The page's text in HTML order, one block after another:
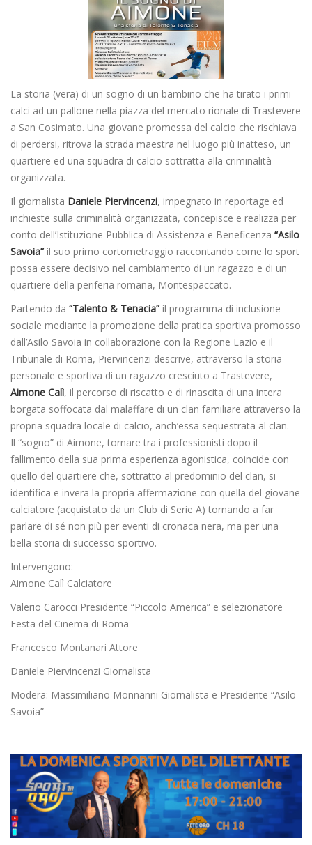
La storia (vera) di un sogno di un bambino che ha tirato i primi
calci ad un pallone nella piazza del mercato rionale di Trastevere
a San Cosimato. Una giovane promessa del calcio che rischiava
di perdersi, ritrova la strada maestra nel luogo più inatteso, un
quartiere ed una squadra di calcio sottratta alla criminalità
organizzata.
Il giornalista Daniele Piervincenzi, impegnato in reportage ed
inchieste sulla criminalità organizzata, concepisce e realizza per
conto dell’Istituzione Pubblica di Assistenza e Beneficenza “Asilo
Savoia” il suo primo cortometraggio raccontando come lo sport
possa essere decisivo nel cambiamento di un ragazzo e di un
quartiere della periferia romana, Montespaccato.
Partendo da “Talento & Tenacia” il programma di inclusione
sociale mediante la promozione della pratica sportiva promosso
dall’Asilo Savoia in collaborazione con la Regione Lazio e il
Tribunale di Roma, Piervincenzi descrive, attraverso la storia
personale e sportiva di un ragazzo cresciuto a Trastevere,
Aimone Calì, il percorso di riscatto e di rinascita di una intera
borgata soffocata dal malaffare di un clan familiare attraverso la
propria squadra locale di calcio, anch’essa sequestrata al clan.
Il “sogno” di Aimone, tornare tra i professionisti dopo il
fallimento della sua prima esperienza agonistica, coincide con
quello del quartiere che, sottratto al predominio del clan, si
identifica e invera la propria affermazione con quella del giovane
calciatore (acquistato da un Club di Serie A) tornando a far
parlare di sé non più per eventi di cronaca nera, ma per una
bella storia di successo sportivo.
Intervengono:
Aimone Calì Calciatore
Valerio Carocci Presidente “Piccolo America” e selezionatore
Festa del Cinema di Roma
Francesco Montanari Attore
Daniele Piervincenzi Giornalista
Modera: Massimiliano Monnanni Giornalista e Presidente “Asilo
Savoia”